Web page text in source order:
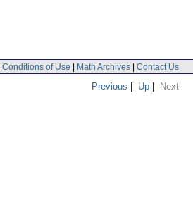
Conditions of Use | Math Archives | Contact Us
Previous | Up | Next